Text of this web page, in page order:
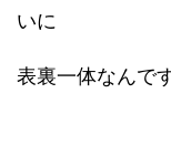
いに
表裏一体なんで